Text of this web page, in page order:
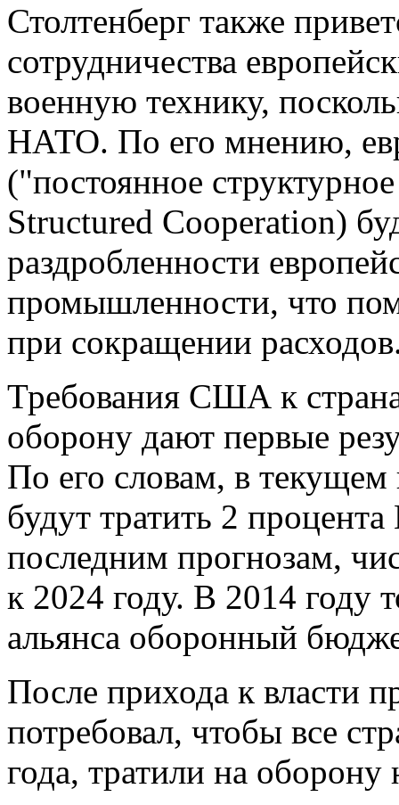
Столтенберг также
сотрудничества
военную технику,
НАТО. По его мнению,
("постоянное
Structured Cooperation)
раздробленности
промышленности, что
при сокращении
Требования США к
оборону дают первые
По его словам, в текущем
будут тратить 2
последним прогнозам,
к 2024 году. В 2014 году
альянса оборонный
После прихода к власти
потребовал, чтобы все
года, тратили на